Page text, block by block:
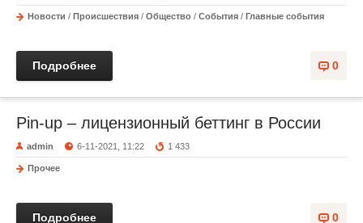
Новости / Происшествия / Общество / События / Главные события
0
Подробнее
Pin-up – лицензионный беттинг в России
admin 6-11-2021, 11:22 1 433
Прочее
0
Подробнее